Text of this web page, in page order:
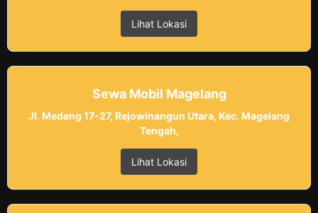
Lihat Lokasi
Sewa Mobil Magelang
Jl. Medang 17-27, Rejowinangun Utara, Kec. Magelang
Tengah,
Lihat Lokasi